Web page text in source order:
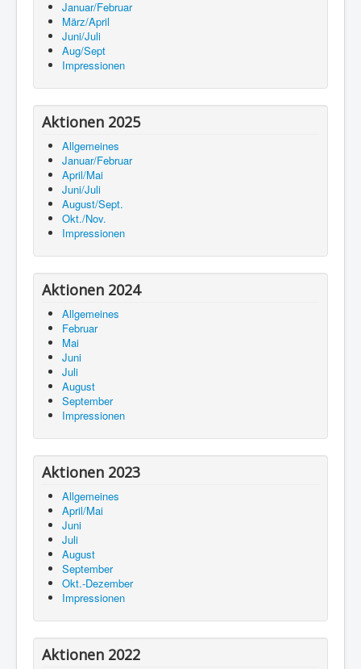
Januar/Februar
März/April
Juni/Juli
Aug/Sept
Impressionen
Aktionen 2025
Allgemeines
Januar/Februar
April/Mai
Juni/Juli
August/Sept.
Okt./Nov.
Impressionen
Aktionen 2024
Allgemeines
Februar
Mai
Juni
Juli
August
September
Impressionen
Aktionen 2023
Allgemeines
April/Mai
Juni
Juli
August
September
Okt.-Dezember
Impressionen
Aktionen 2022